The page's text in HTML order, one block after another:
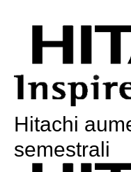
Hitachi
semestrali